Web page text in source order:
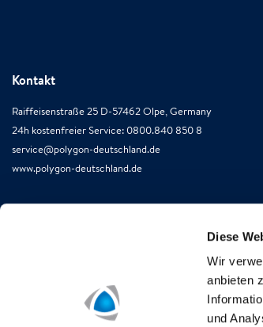
Diese
Wir
anbieten
und
Kontakt
Raiffeisenstraße 25 D-57462 Olpe, Germany
24h kostenfreier Service: 0800.840 850 8
service@polygon-deutschland.de
www.polygon-deutschland.de